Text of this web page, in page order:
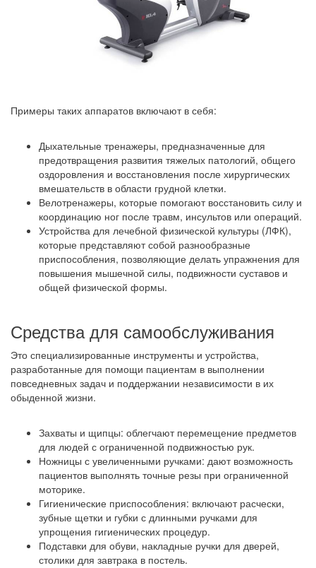
Примеры таких аппаратов включают в себя:
Дыхательные тренажеры, предназначенные для
предотвращения развития тяжелых патологий, общего
оздоровления и восстановления после хирургических
вмешательств в области грудной клетки.
Велотренажеры, которые помогают восстановить силу и
координацию ног после травм, инсультов или операций.
Устройства для лечебной физической культуры (ЛФК),
которые представляют собой разнообразные
приспособления, позволяющие делать упражнения для
повышения мышечной силы, подвижности суставов и
общей физической формы.
Средства для самообслуживания
Это специализированные инструменты и устройства,
разработанные для помощи пациентам в выполнении
повседневных задач и поддержании независимости в их
обыденной жизни.
Захваты и щипцы: облегчают перемещение предметов
для людей с ограниченной подвижностью рук.
Ножницы с увеличенными ручками: дают возможность
пациентов выполнять точные резы при ограниченной
моторике.
Гигиенические приспособления: включают расчески,
зубные щетки и губки с длинными ручками для
упрощения гигиенических процедур.
Подставки для обуви, накладные ручки для дверей,
столики для завтрака в постель.